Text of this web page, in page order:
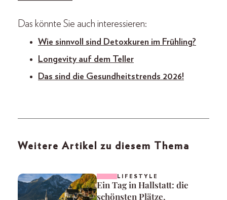
Das könnte Sie auch interessieren:
Wie sinnvoll sind Detoxkuren im Frühling?
Longevity auf dem Teller
Das sind die Gesundheitstrends 2026!
Weitere Artikel zu diesem Thema
LIFESTYLE
Ein Tag in Hallstatt: die
schönsten Plätze,